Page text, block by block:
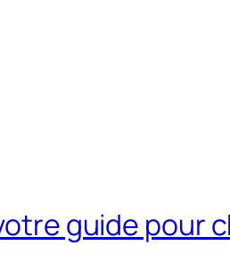
guide pour